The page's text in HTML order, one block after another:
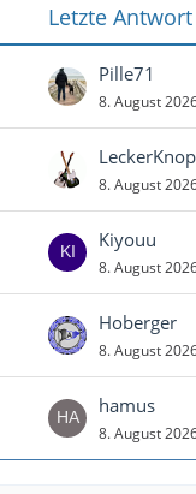
Letzte Antwort
Pille71
8. August
8. August
Kiyouu
8. August
Hoberger
8. August
hamus
8. August